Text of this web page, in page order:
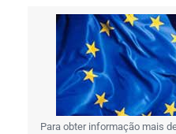
Para obter informação mais